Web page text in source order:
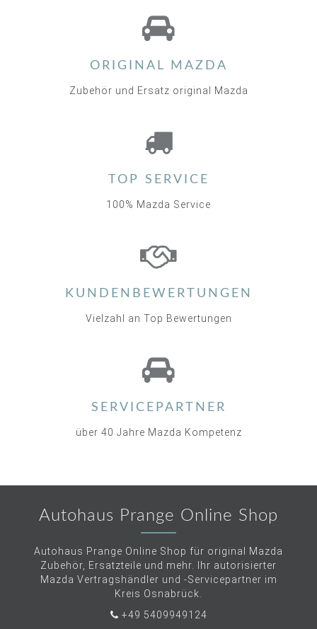
ORIGINAL MAZDA
Zubehör und Ersatz original Mazda
TOP SERVICE
100% Mazda Service
KUNDENBEWERTUNGEN
Vielzahl an Top Bewertungen
SERVICEPARTNER
über 40 Jahre Mazda Kompetenz
Autohaus Prange Online Shop
Autohaus Prange Online Shop für original Mazda
Zubehör, Ersatzteile und mehr. Ihr autorisierter
Mazda Vertragshändler und -Servicepartner im
Kreis Osnabrück.
+49 5409949124